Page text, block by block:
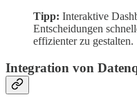
Tipp: Interaktive
Entscheidungen
effizienter zu gestalten.
Integration von